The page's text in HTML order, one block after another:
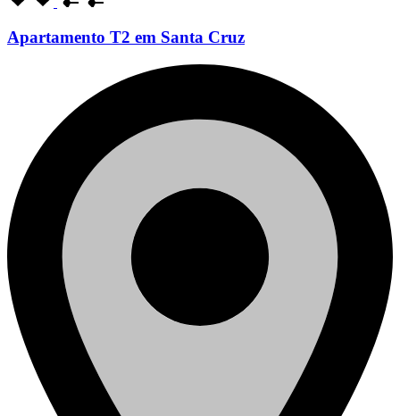
Apartamento T2 em Santa Cruz